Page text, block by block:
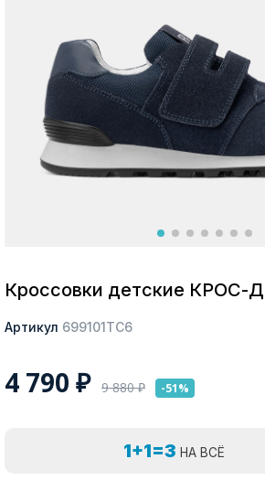
Москва
Да, все верно Изменить
Кроссовки детские КРОС-Д
Артикул 699101ТС6
4 790 ₽ 9 880₽ -51%
1+1=3 НА ВСЁ